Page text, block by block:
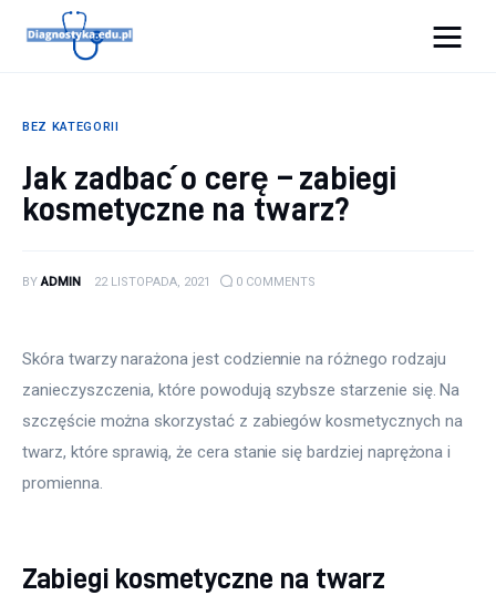
Diagnostyka.edu.pl
Profilaktyka
BEZ KATEGORII
Jak zadbać o cerę – zabiegi
kosmetyczne na twarz?
BY ADMIN 22 LISTOPADA, 2021 0 COMMENTS
Skóra twarzy narażona jest codziennie na różnego rodzaju
zanieczyszczenia, które powodują szybsze starzenie się. Na
szczęście można skorzystać z zabiegów kosmetycznych na
twarz, które sprawią, że cera stanie się bardziej naprężona i
promienna.
Zabiegi kosmetyczne na twarz